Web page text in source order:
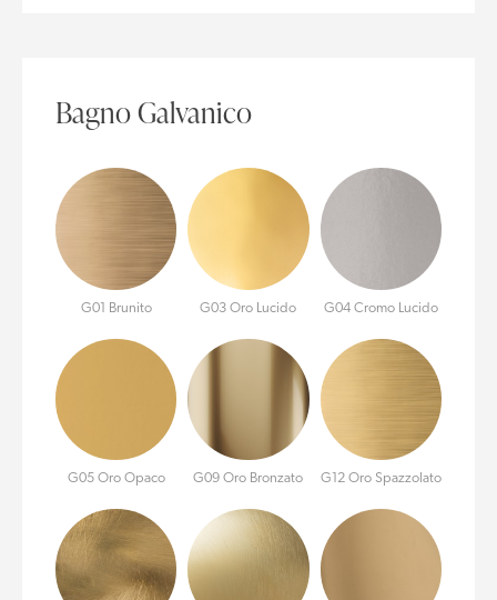
Bagno Galvanico
G01 Brunito G03 Oro Lucido G04 Cromo Lucido
G05 Oro Opaco G09 Oro Bronzato G12 Oro Spazzolato